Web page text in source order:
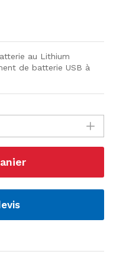
au Lithium
de batterie USB à